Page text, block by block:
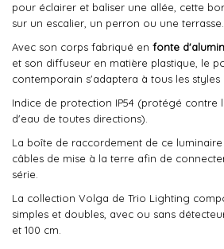
pour éclairer et baliser une allée, cette
sur un escalier, un perron ou une terrasse.
Avec son corps fabriqué en fonte
et son diffuseur en matière plastique, le
contemporain s'adaptera à tous les styles
Indice de protection IP54 (protégé contre
d'eau de toutes directions).
La boîte de raccordement de ce
câbles de mise à la terre afin de
série.
La collection Volga de Trio Lighting
simples et doubles, avec ou sans
et 100 cm.